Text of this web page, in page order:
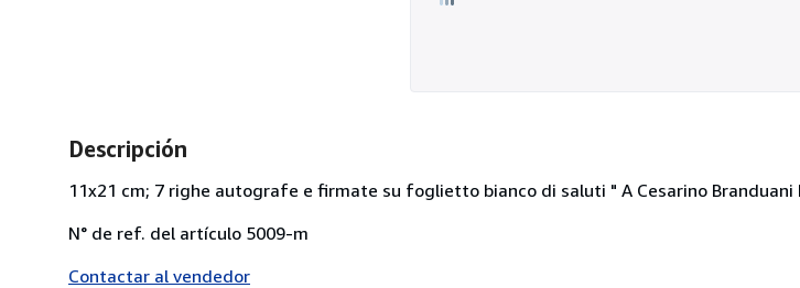
Descripción
11x21 cm; 7 righe autografe e firmate su foglietto bianco di saluti " A Cesarino Branduani
N° de ref. del artículo 5009-m
Contactar al vendedor